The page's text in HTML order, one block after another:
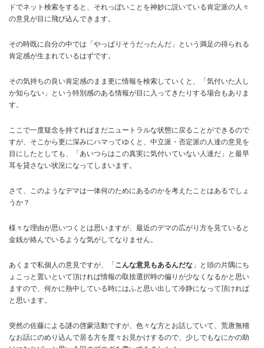
ドでネット検索をすると、それっぽいことを神妙に説いている肯定派の人々
の意見が目に飛び込んできます。
その時既に自分の中では「やっぱりそうだったんだ」という満足の得られる
肯定感が生まれているはずです。
その気持ちの良い肯定感のまま更に情報を検索していくと、「気付いた人し
か知らない」という特別感のある情報が目に入ってきたりする場合もありま
す。
ここで一度疑念を持てればまだニュートラルな状態に戻ることができるので
すが、そこから更に深みにハマってゆくと、中立派・否定派の人達の意見を
目にしたとしても、「あいつらはこの真実に気付いていない人達だ」と最早
耳を貸さない状況になってしまいます。
さて、このようなデマは一体何のためにあるのかを考えたことはあるでしょ
うか？
様々な理由が思いつくとは思いますが、最近のデマの広がり方を見ていると
金銭が絡んでいるような気がしてなりません。
あくまで私個人の意見ですが、「 こんな意見もあるんだな 」と頭の片隅にち
ょこっと置いといて頂ければ情報の取捨選択時の偏りが少なくなるかと思い
ますので、何かに熱中している時にはふと思い出して冷静になって頂ければ
と思います。
突然の佐藤による謎の啓蒙活動ですが、色々な方とお話していて、荒唐無稽
なお話にのめり込んで居る方を度々お見かけするので、少しでもなにかの助